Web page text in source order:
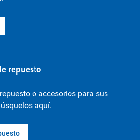
repuesto
o accesorios para sus
aquí.